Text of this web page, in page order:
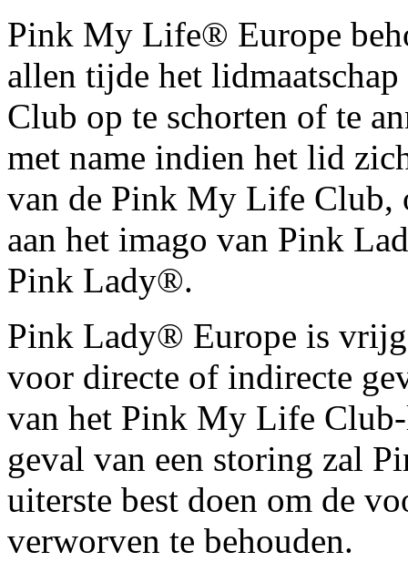
Pink My Life® Europe
allen tijde het
Club op te schorten of te
met name indien het lid
van de Pink My Life Club,
aan het imago van Pink
Pink Lady®.
Pink Lady® Europe is
voor directe of indirecte
van het Pink My Life
geval van een storing zal
uiterste best doen om de
verworven te behouden.